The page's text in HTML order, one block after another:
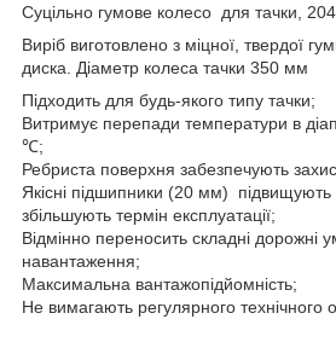
Суцільно гумове колесо для тачки,
Виріб виготовлено з міцної, твердої
диска. Діаметр колеса тачки 350 мм
Підходить для будь-якого типу тачки;
Витримує перепади температури в
℃;
Ребриста поверхня забезпечують
Якісні підшипники (20 мм) підвищують
збільшують термін експлуатації;
Відмінно переносить складні дорожні
навантаження;
Максимальна вантажопідйомність;
Не вимагають регулярного технічного